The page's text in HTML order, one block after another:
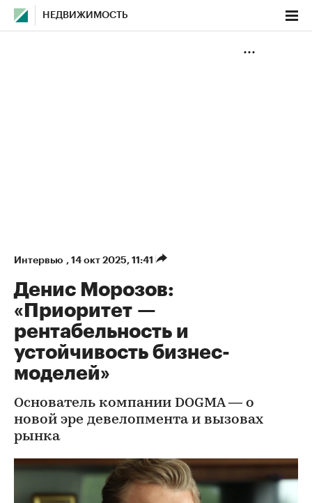
НЕДВИЖИМОСТЬ
Интервью , 14 окт 2025, 11:41
Денис Морозов:
«Приоритет —
рентабельность и
устойчивость бизнес-
моделей»
Основатель компании DOGMA — о
новой эре девелопмента и вызовах
рынка